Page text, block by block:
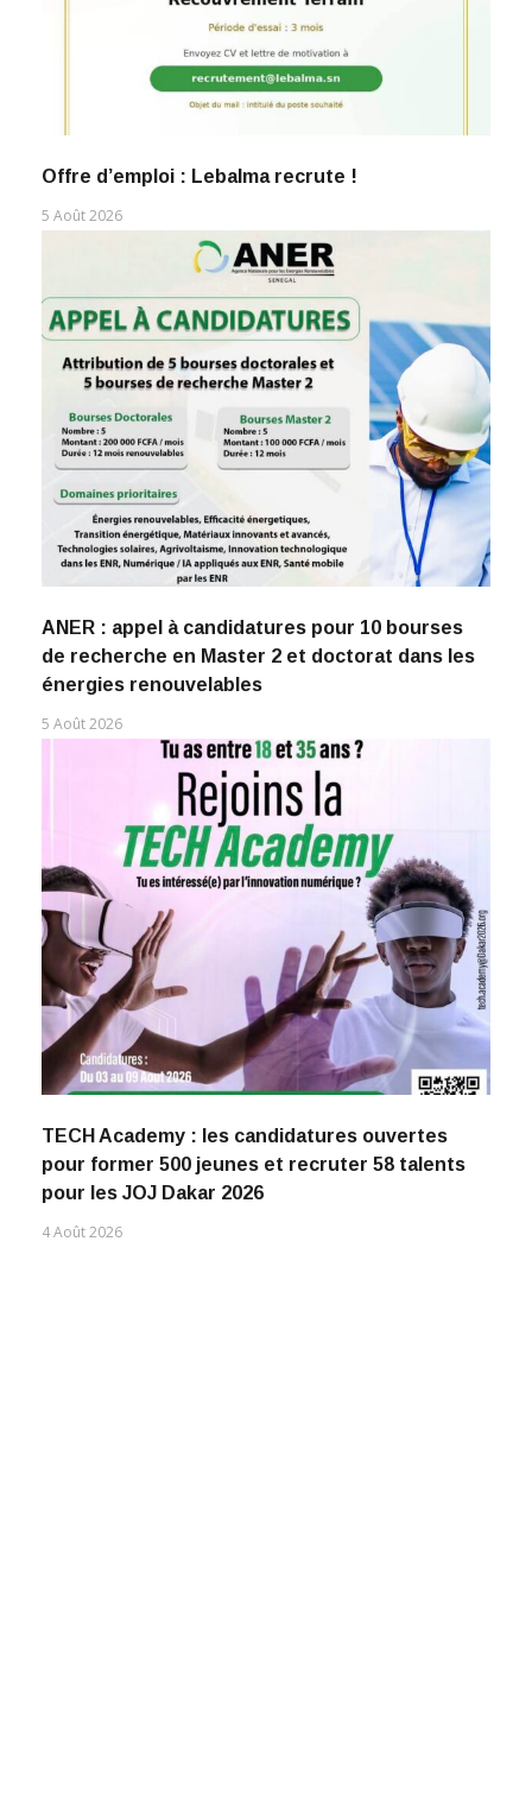
Offre d’emploi : Lebalma recrute !
5 Août 2026
ANER : appel à candidatures pour 10 bourses
de recherche en Master 2 et doctorat dans les
énergies renouvelables
5 Août 2026
TECH Academy : les candidatures ouvertes
pour former 500 jeunes et recruter 58 talents
pour les JOJ Dakar 2026
4 Août 2026